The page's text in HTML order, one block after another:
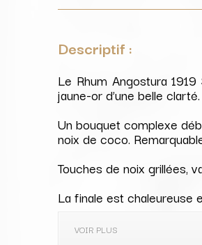
Descriptif :
Le Rhum Angostura
jaune-or d’une belle clarté.
Un bouquet complexe
noix de coco.
Touches de noix grillées,
La finale est chaleureuse
VOIR PLUS